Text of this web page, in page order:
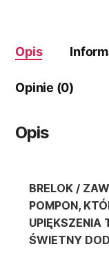
Opis
Opinie (0)
Opis
BRELOK /
POMPON,
UPIĘKSZENIA
ŚWIETNY